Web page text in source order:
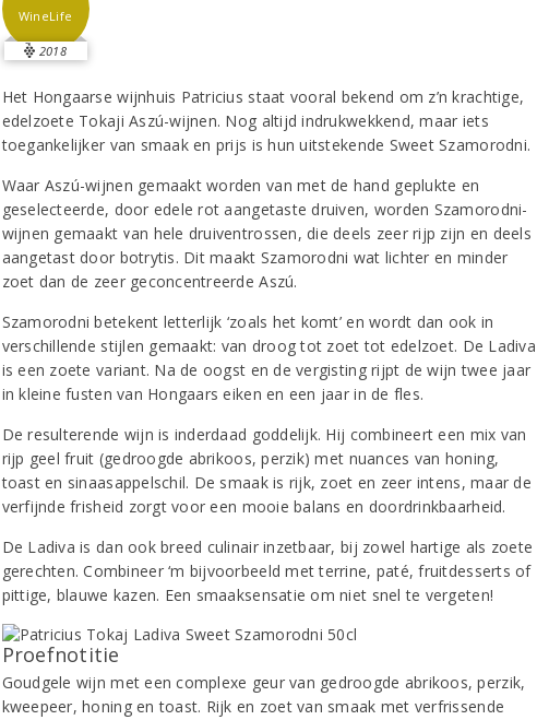
WineLife
2018
Het Hongaarse wijnhuis Patricius staat vooral bekend om z’n krachtige,
edelzoete Tokaji Aszú-wijnen. Nog altijd indrukwekkend, maar iets
toegankelijker van smaak en prijs is hun uitstekende Sweet Szamorodni.
Waar Aszú-wijnen gemaakt worden van met de hand geplukte en
geselecteerde, door edele rot aangetaste druiven, worden Szamorodni-
wijnen gemaakt van hele druiventrossen, die deels zeer rijp zijn en deels
aangetast door botrytis. Dit maakt Szamorodni wat lichter en minder
zoet dan de zeer geconcentreerde Aszú.
Szamorodni betekent letterlijk ‘zoals het komt’ en wordt dan ook in
verschillende stijlen gemaakt: van droog tot zoet tot edelzoet. De Ladiva
is een zoete variant. Na de oogst en de vergisting rijpt de wijn twee jaar
in kleine fusten van Hongaars eiken en een jaar in de fles.
De resulterende wijn is inderdaad goddelijk. Hij combineert een mix van
rijp geel fruit (gedroogde abrikoos, perzik) met nuances van honing,
toast en sinaasappelschil. De smaak is rijk, zoet en zeer intens, maar de
verfijnde frisheid zorgt voor een mooie balans en doordrinkbaarheid.
De Ladiva is dan ook breed culinair inzetbaar, bij zowel hartige als zoete
gerechten. Combineer ‘m bijvoorbeeld met terrine, paté, fruitdesserts of
pittige, blauwe kazen. Een smaaksensatie om niet snel te vergeten!
Proefnotitie
Goudgele wijn met een complexe geur van gedroogde abrikoos, perzik,
kweepeer, honing en toast. Rijk en zoet van smaak met verfrissende